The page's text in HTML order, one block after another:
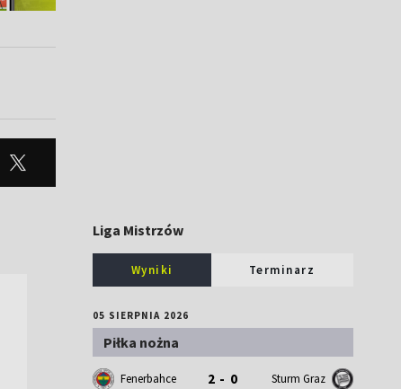
Liga Mistrzów
Wyniki Terminarz
05 SIERPNIA 2026
Piłka nożna
Fenerbahce 2 - 0 Sturm Graz